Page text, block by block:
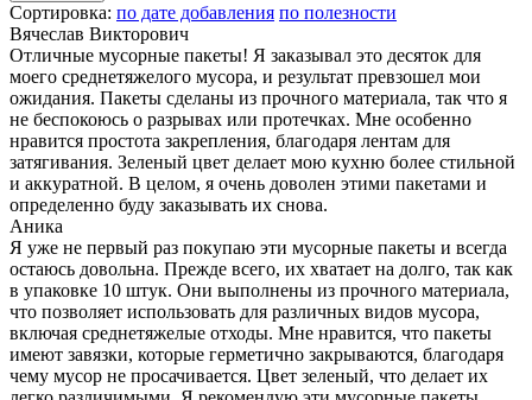
Сортировка: по дате добавления по полезности
Вячеслав Викторович
Отличные мусорные пакеты! Я заказывал это десяток для
моего среднетяжелого мусора, и результат превзошел мои
ожидания. Пакеты сделаны из прочного материала, так что я
не беспокоюсь о разрывах или протечках. Мне особенно
нравится простота закрепления, благодаря лентам для
затягивания. Зеленый цвет делает мою кухню более стильной
и аккуратной. В целом, я очень доволен этими пакетами и
определенно буду заказывать их снова.
Аника
Я уже не первый раз покупаю эти мусорные пакеты и всегда
остаюсь довольна. Прежде всего, их хватает на долго, так как
в упаковке 10 штук. Они выполнены из прочного материала,
что позволяет использовать для различных видов мусора,
включая среднетяжелые отходы. Мне нравится, что пакеты
имеют завязки, которые герметично закрываются, благодаря
чему мусор не просачивается. Цвет зеленый, что делает их